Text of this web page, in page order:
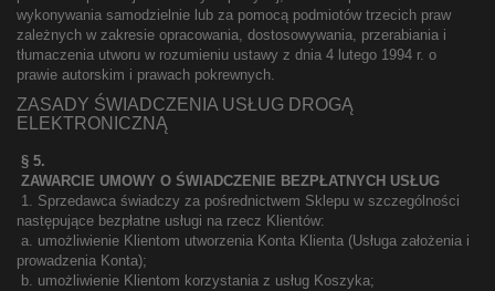
wykonywania samodzielnie lub za pomocą podmiotów trzecich praw
zależnych w zakresie opracowania, dostosowywania, przerabiania i
tłumaczenia utworu w rozumieniu ustawy z dnia 4 lutego 1994 r. o
prawie autorskim i prawach pokrewnych.
ZASADY ŚWIADCZENIA USŁUG DROGĄ
ELEKTRONICZNĄ
§ 5.
ZAWARCIE UMOWY O ŚWIADCZENIE BEZPŁATNYCH USŁUG
1. Sprzedawca świadczy za pośrednictwem Sklepu w szczególności
następujące bezpłatne usługi na rzecz Klientów:
a. umożliwienie Klientom utworzenia Konta Klienta (Usługa założenia i
prowadzenia Konta);
b. umożliwienie Klientom korzystania z usług Koszyka;